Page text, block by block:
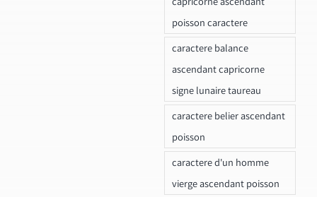
poisson caractere
caractere balance
ascendant capricorne
signe lunaire taureau
caractere belier ascendant
poisson
caractere d'un homme
vierge ascendant poisson